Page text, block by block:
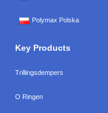
Polymax Polska
Key Products
Trillingsdempers
O Ringen